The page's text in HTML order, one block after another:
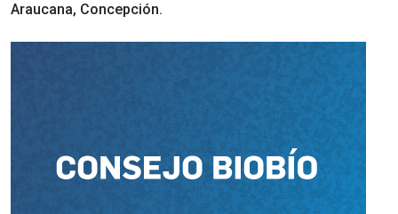
Araucana, Concepción.